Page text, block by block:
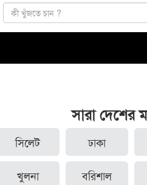
সারা দেশের
সিলেট ঢাকা
খুলনা বরিশাল